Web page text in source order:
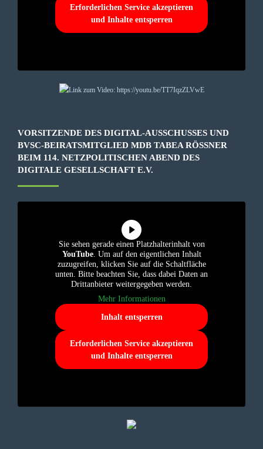
Erforderlichen Service akzeptieren
und Inhalte entsperren
VORSITZENDE DES DIGITAL-AUSSCHUSSES UND
BVSC-BEIRATSMITGLIED MDB TABEA RÖSSNER B
EIM 114. NETZPOLITISCHEN ABEND DES D
IGITALE GESELLSCHAFT E.V.
Sie sehen gerade einen Platzhalterinhalt von
YouTube. Um auf den eigentlichen Inhalt
zuzugreifen, klicken Sie auf die Schaltfläche
unten. Bitte beachten Sie, dass dabei Daten an
Drittanbieter weitergegeben werden.
Mehr Informationen
Inhalt entsperren
Erforderlichen Service akzeptieren
und Inhalte entsperren